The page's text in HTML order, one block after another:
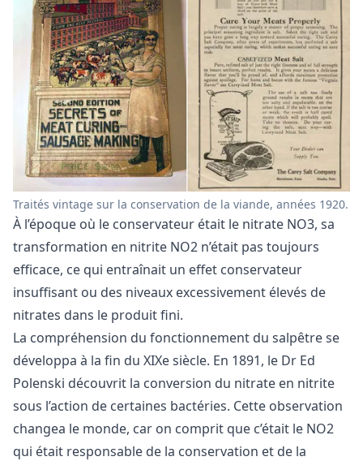
Traités vintage sur la conservation de la viande, années 1920.
À l’époque où le conservateur était le nitrate NO3, sa
transformation en nitrite NO2 n’était pas toujours
efficace, ce qui entraînait un effet conservateur
insuffisant ou des niveaux excessivement élevés de
nitrates dans le produit fini.
La compréhension du fonctionnement du salpêtre se
développa à la fin du XIXe siècle. En 1891, le Dr Ed
Polenski découvrit la conversion du nitrate en nitrite
sous l’action de certaines bactéries. Cette observation
changea le monde, car on comprit que c’était le NO2
qui était responsable de la conservation et de la